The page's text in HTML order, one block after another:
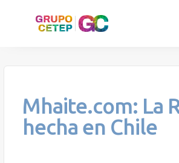
Mhaite.com: La
hecha en Chile